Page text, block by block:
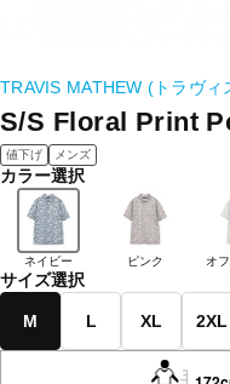
TRAVIS MATHEW (トラヴィ
S/S Floral Print
値下げ メンズ
カラー選択
ネイビー ピンク オ
サイズ選択
M L XL 2XL